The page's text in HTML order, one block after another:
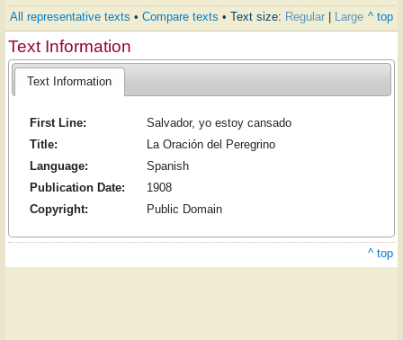
All representative texts • Compare texts • Text size: Regular Large ^ top
Text Information
Text Information
First Line:
Salvador, yo estoy cansado
Title:
La Oración del Peregrino
Language:
Spanish
Publication Date:
1908
Copyright:
Public Domain
^ top